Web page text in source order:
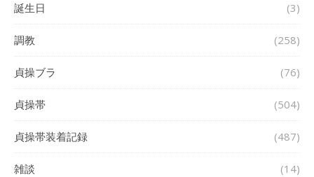
誕生日 (3)
調教 (258)
貞操ブラ (76)
貞操帯 (504)
貞操帯装着記録 (487)
雑談 (14)